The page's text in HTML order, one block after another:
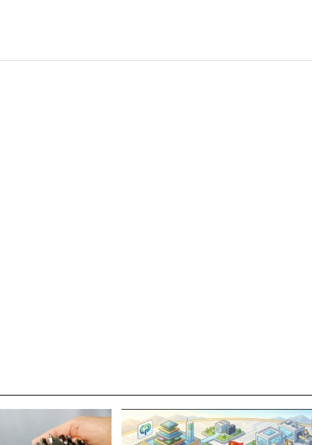
박지수 아나운서가 타본 ‘전설의 무쏘’…
초보자도 반할 반전 매력”